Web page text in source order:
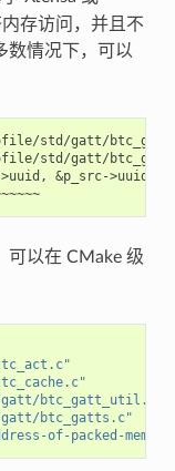
内存访问，并且不
数情况下，可以
std/gatt/
std/gatt/
&p_src->uuid);
      |                     ^~~~~~~~~~~~~
可以在 CMake 级
btc_gatt_util.c"
btc_gatts.c"
of-packed-member